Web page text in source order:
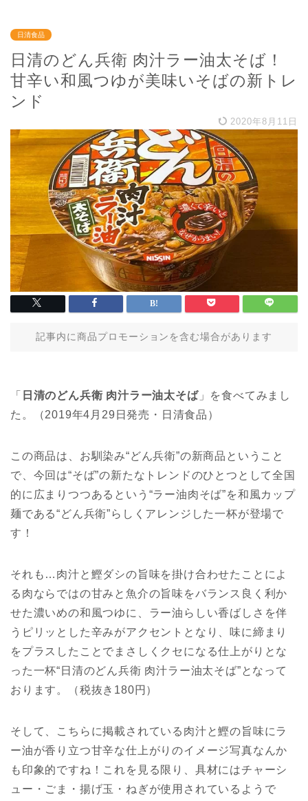
日清食品
日清のどん兵衛 肉汁ラー油太そば！
甘辛い和風つゆが美味いそばの新トレ
ンド
2020年8月11日
記事内に商品プロモーションを含む場合があります
「 日清のどん兵衛 肉汁ラー油太そば」を食べてみまし
た。（2019年4月29日発売・日清食品）
この商品は、お馴染み“どん兵衛”の新商品ということ
で、今回は“そば”の新たなトレンドのひとつとして全国
的に広まりつつあるという“ラー油肉そば”を和風カップ
麺である“どん兵衛”らしくアレンジした一杯が登場で
す！
それも…肉汁と鰹ダシの旨味を掛け合わせたことによ
る肉ならではの甘みと魚介の旨味をバランス良く利か
せた濃いめの和風つゆに、ラー油らしい香ばしさを伴
うピリッとした辛みがアクセントとなり、味に締まり
をプラスしたことでまさしくクセになる仕上がりとな
った一杯“日清のどん兵衛 肉汁ラー油太そば”となって
おります。（税抜き180円）
そして、こちらに掲載されている肉汁と鰹の旨味にラ
ー油が香り立つ甘辛な仕上がりのイメージ写真なんか
も印象的ですね！これを見る限り、具材にはチャーシ
ュー・ごま・揚げ玉・ねぎが使用されているようで